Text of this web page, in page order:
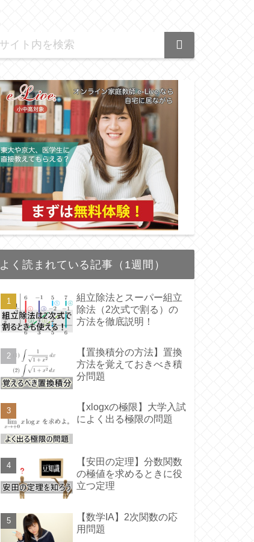
よく読まれている記事（1週間）
組立除法とスーパー組立
除法（2次式で割る）の
方法を徹底説明！
【置換積分の方法】置換
方法を覚えておきべき積
分問題
【xlogxの極限】大学入試
によく出る極限の問題
【安田の定理】分数関数
の極値を求めるときに役
立つ定理
【数学IA】2次関数の応
用問題